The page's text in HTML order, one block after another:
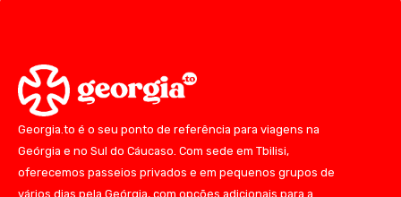
Georgia.to é o seu ponto de referência para viagens na
Geórgia e no Sul do Cáucaso. Com sede em Tbilisi,
oferecemos passeios privados e em pequenos grupos de
vários dias pela Geórgia, com opções adicionais para a